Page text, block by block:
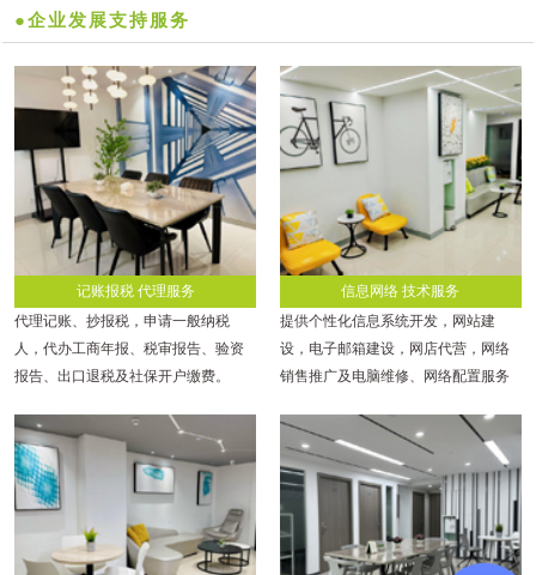
●企业发展支持服务
记账报税 代理服务
代理记账、抄报税，申请一般纳税
人，代办工商年报、税审报告、验资
报告、出口退税及社保开户缴费。
信息网络 技术服务
提供个性化信息系统开发，网站建
设，电子邮箱建设，网店代营，网络
销售推广及电脑维修、网络配置服务